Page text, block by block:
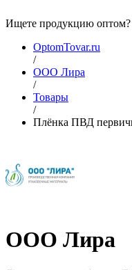
Ищете продукцию оптом?
OptomTovar.ru
/
ООО Лира
/
Товары
/
Плёнка ПВД
ООО Лира